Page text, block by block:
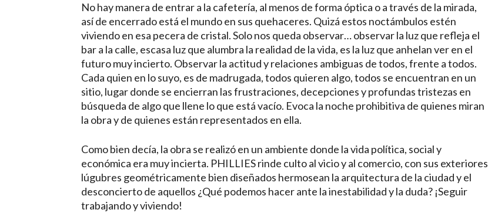
No hay manera de entrar a la cafetería, al menos de forma óptica o a través de la mirada,
así de encerrado está el mundo en sus quehaceres. Quizá estos noctámbulos estén
viviendo en esa pecera de cristal. Solo nos queda observar… observar la luz que refleja el
bar a la calle, escasa luz que alumbra la realidad de la vida, es la luz que anhelan ver en el
futuro muy incierto. Observar la actitud y relaciones ambiguas de todos, frente a todos.
Cada quien en lo suyo, es de madrugada, todos quieren algo, todos se encuentran en un
sitio, lugar donde se encierran las frustraciones, decepciones y profundas tristezas en
búsqueda de algo que llene lo que está vacío. Evoca la noche prohibitiva de quienes miran
la obra y de quienes están representados en ella.
Como bien decía, la obra se realizó en un ambiente donde la vida política, social y
económica era muy incierta. PHILLIES rinde culto al vicio y al comercio, con sus exteriores
lúgubres geométricamente bien diseñados hermosean la arquitectura de la ciudad y el
desconcierto de aquellos ¿Qué podemos hacer ante la inestabilidad y la duda? ¡Seguir
trabajando y viviendo!